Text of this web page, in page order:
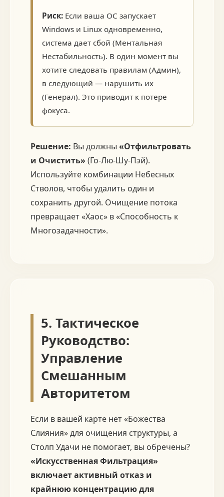
Риск: Если ваша ОС запускает
Windows и Linux одновременно,
система дает сбой (Ментальная
Нестабильность). В один момент вы
хотите следовать правилам (Админ),
в следующий — нарушить их
(Генерал). Это приводит к потере
фокуса.
Решение: Вы должны «Отфильтровать
и Очистить» (Го-Лю-Шу-Пэй).
Используйте комбинации Небесных
Стволов, чтобы удалить один и
сохранить другой. Очищение потока
превращает «Хаос» в «Способность к
Многозадачности».
5. Тактическое
Руководство:
Управление
Смешанным
Авторитетом
Если в вашей карте нет «Божества
Слияния» для очищения структуры, а
Столп Удачи не помогает, вы обречены?
«Искусственная Фильтрация»
включает активный отказ и
крайнюю концентрацию для